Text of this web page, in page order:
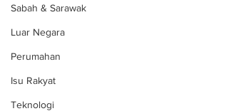
Sabah & Sarawak
Luar Negara
Perumahan
Isu Rakyat
Teknologi